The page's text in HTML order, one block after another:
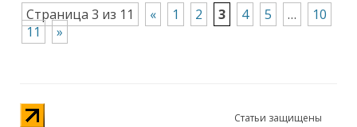
Страница 3 из 11 « 1 2 3 4 5 …
10
11
»
Статьи защищены